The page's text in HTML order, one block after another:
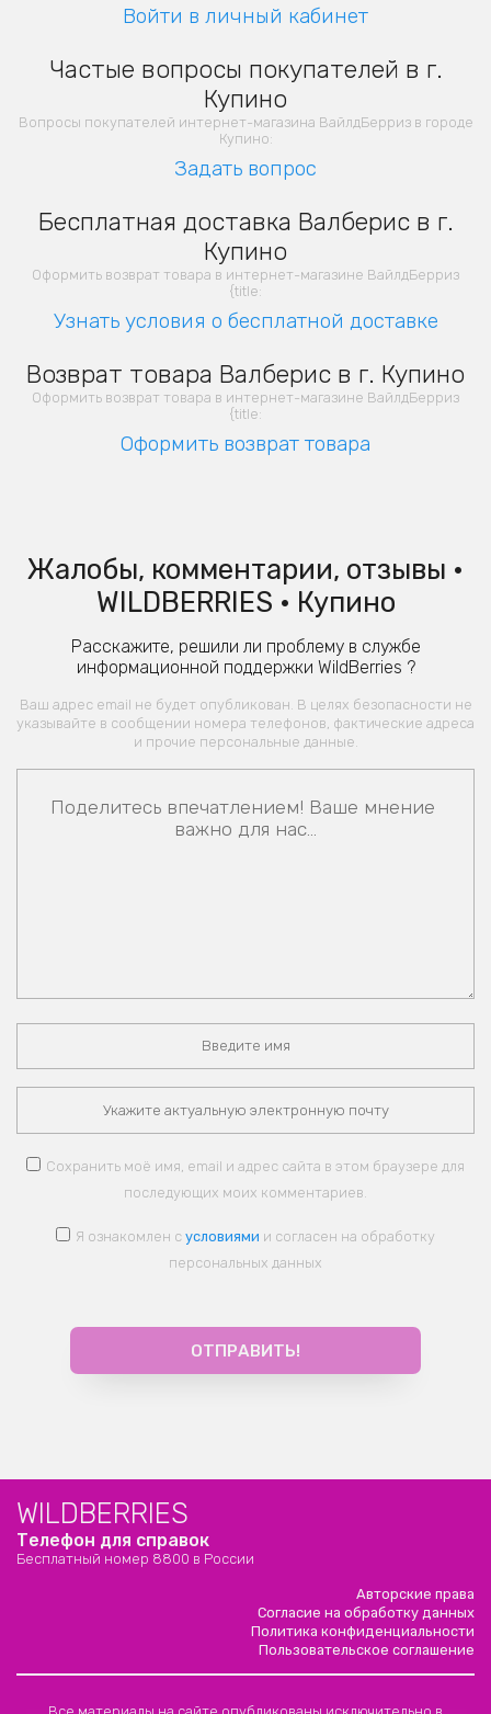
Войти в личный кабинет
Частые вопросы покупателей в г.
Купино
Вопросы покупателей интернет-магазина ВайлдБерриз в городе
Купино:
Задать вопрос
Бесплатная доставка Валберис в г.
Купино
Оформить возврат товара в интернет-магазине ВайлдБерриз
{title:
Узнать условия о бесплатной доставке
Возврат товара Валберис в г. Купино
Оформить возврат товара в интернет-магазине ВайлдБерриз
{title:
Оформить возврат товара
Жалобы, комментарии, отзывы •
WILDBERRIES • Купино
Расскажите, решили ли проблему в службе
информационной поддержки WildBerries ?
Ваш адрес email не будет опубликован. В целях безопасности не
указывайте в сообщении номера телефонов, фактические адреса
и прочие персональные данные.
Сохранить моё имя, email и адрес сайта в этом браузере для
последующих моих комментариев.
Я ознакомлен с условиями и согласен на обработку
персональных данных
WILDBERRIES
Телефон для справок
Бесплатный номер 8800 в России
Авторские права
Согласие на обработку данных
Политика конфиденциальности
Пользовательское соглашение